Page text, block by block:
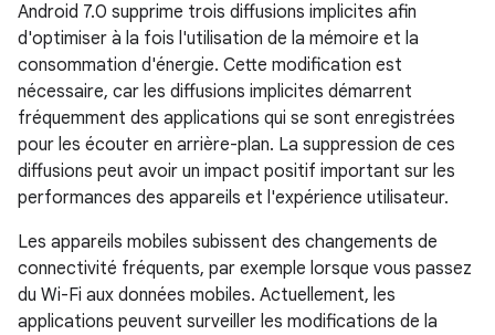
Android 7.0 supprime trois diffusions implicites afin
d'optimiser à la fois l'utilisation de la mémoire et la
consommation d'énergie. Cette modification est
nécessaire, car les diffusions implicites démarrent
fréquemment des applications qui se sont enregistrées
pour les écouter en arrière-plan. La suppression de ces
diffusions peut avoir un impact positif important sur les
performances des appareils et l'expérience utilisateur.
Les appareils mobiles subissent des changements de
connectivité fréquents, par exemple lorsque vous passez
du Wi-Fi aux données mobiles. Actuellement, les
applications peuvent surveiller les modifications de la